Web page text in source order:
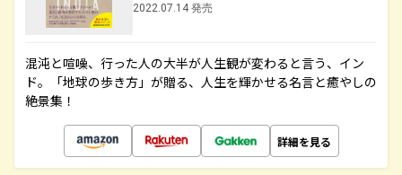
2022.07.14 発売
混沌と喧噪、行った人の大半が人生観が変わると言う、イン
ド。「地球の歩き方」が贈る、人生を輝かせる名言と癒やしの
絶景集！
詳細を見る